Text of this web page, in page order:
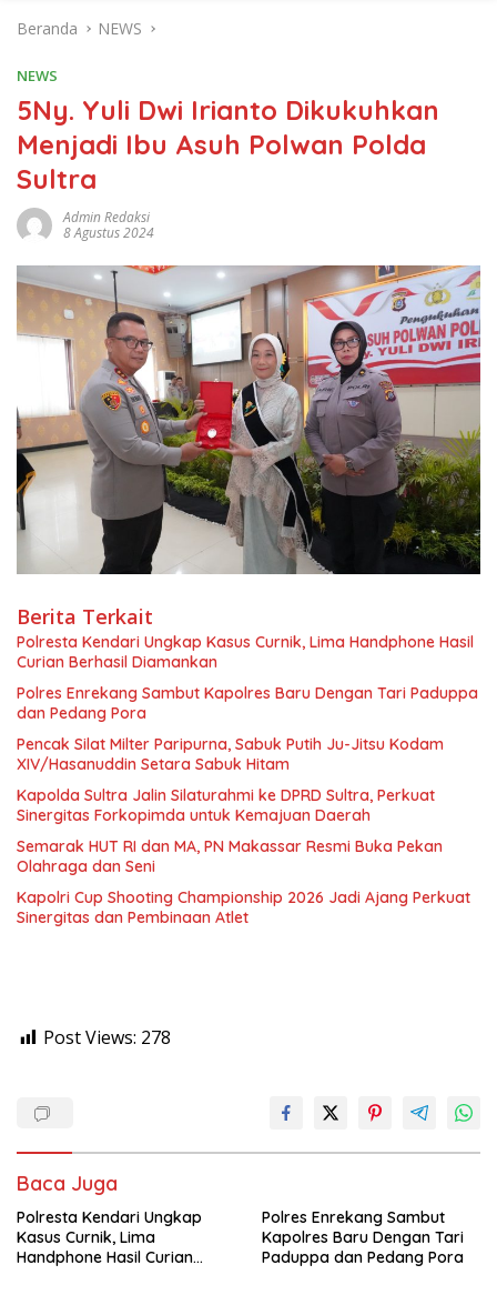
Beranda NEWS
NEWS
5Ny. Yuli Dwi Irianto Dikukuhkan
Menjadi Ibu Asuh Polwan Polda
Sultra
Admin Redaksi
8 Agustus 2024
Berita Terkait
Polresta Kendari Ungkap Kasus Curnik, Lima Handphone Hasil
Curian Berhasil Diamankan
Polres Enrekang Sambut Kapolres Baru Dengan Tari Paduppa
dan Pedang Pora
Pencak Silat Milter Paripurna, Sabuk Putih Ju-Jitsu Kodam
XIV/Hasanuddin Setara Sabuk Hitam
Kapolda Sultra Jalin Silaturahmi ke DPRD Sultra, Perkuat
Sinergitas Forkopimda untuk Kemajuan Daerah
Semarak HUT RI dan MA, PN Makassar Resmi Buka Pekan
Olahraga dan Seni
Kapolri Cup Shooting Championship 2026 Jadi Ajang Perkuat
Sinergitas dan Pembinaan Atlet
Post Views: 278
Baca Juga
Polresta Kendari Ungkap
Kasus Curnik, Lima
Handphone Hasil Curian
Polres Enrekang Sambut
Kapolres Baru Dengan Tari
Paduppa dan Pedang Pora